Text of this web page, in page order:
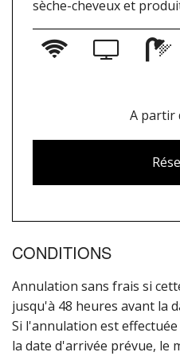
sèche-cheveux et
A partir
CONDITIONS
Annulation sans frais si
jusqu'à 48 heures avant la
Si l'annulation est
la date d'arrivée prévue, le